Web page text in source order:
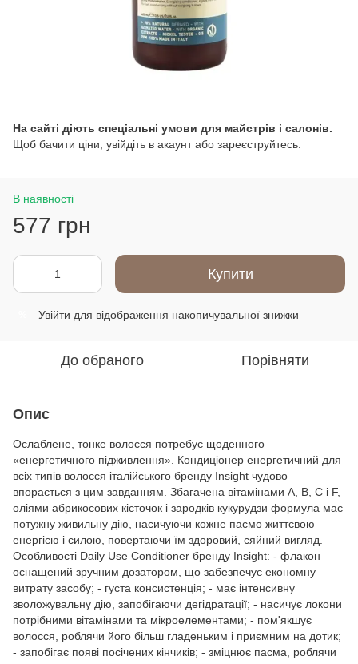
На сайті діють спеціальні умови для майстрів і салонів.
Щоб бачити ціни, увійдіть в акаунт або зареєструйтесь.
В наявності
577 грн
Купити
Увійти для відображення накопичувальної знижки
До обраного Порівняти
Опис
Ослаблене, тонке волосся потребує щоденного
«енергетичного підживлення». Кондиціонер енергетичний для
всіх типів волосся італійського бренду Insight чудово
впорається з цим завданням. Збагачена вітамінами A, B, C і F,
оліями абрикосових кісточок і зародків кукурудзи формула має
потужну живильну дію, насичуючи кожне пасмо життєвою
енергією і силою, повертаючи їм здоровий, сяйний вигляд.
Особливості Daily Use Conditioner бренду Insight: - флакон
оснащений зручним дозатором, що забезпечує економну
витрату засобу; - густа консистенція; - має інтенсивну
зволожувальну дію, запобігаючи дегідратації; - насичує локони
потрібними вітамінами та мікроелементами; - пом'якшує
волосся, роблячи його більш гладеньким і приємним на дотик;
- запобігає появі посічених кінчиків; - зміцнює пасма, роблячи